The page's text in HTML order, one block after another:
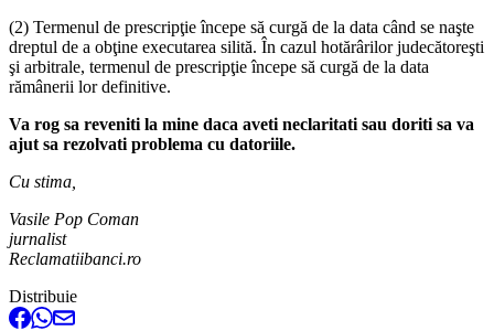
(2) Termenul de prescripţie începe să curgă de la data când se naşte
dreptul de a obţine executarea silită. În cazul hotărârilor judecătoreşti
şi arbitrale, termenul de prescripţie începe să curgă de la data
rămânerii lor definitive.
Va rog sa reveniti la mine daca aveti neclaritati sau doriti sa va
ajut sa rezolvati problema cu datoriile.
Cu stima,
Vasile Pop Coman
jurnalist
Reclamatiibanci.ro
Distribuie